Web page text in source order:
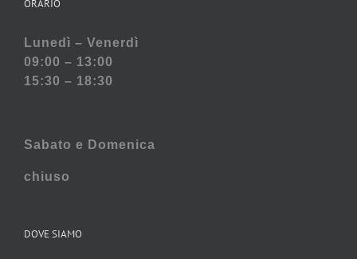
ORARIO
Lunedì – Venerdì
09:00 – 13:00
15:30 – 18:30
Sabato e Domenica
chiuso
DOVE SIAMO